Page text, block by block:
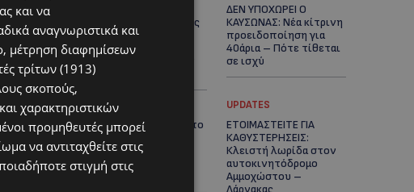
ΛΕΥΚΩΣΙΑ: Χειροπέδες
και στη σύζυγο του
27χρονου – Φέρεται
να παραπλάνησε την
Αστυνομία
ΔΕΝ ΥΠΟΧΩΡΕΙ Ο
ΚΑΥΣΩΝΑΣ: Νέα κίτρινη
προειδοποίηση για
40άρια – Πότε τίθεται
σε ισχύ
UPDATES
VIRAL: Κοράκι πήρε στο
κυνήγι γυναίκα – Η
απρόσμενη επίθεση
καταγράφηκε σε
βίντεο
UPDATES
ΕΤΟΙΜΑΣΤΕΙΤΕ ΓΙΑ
ΚΑΘΥΣΤΕΡΗΣΕΙΣ:
Κλειστή λωρίδα στον
αυτοκινητόδρομο
Αμμοχώστου –
Λάρνακας
και να
αναγνωριστικά και
μέτρηση διαφημίσεων
τρίτων (1913)
σκοπούς,
χαρακτηριστικών
προμηθευτές μπορεί
να αντιταχθείτε στις
στιγμή στις